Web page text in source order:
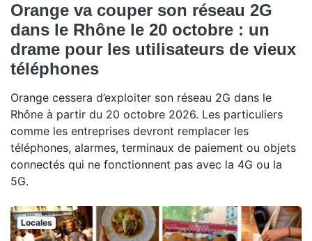
Orange va couper son réseau 2G
dans le Rhône le 20 octobre : un
drame pour les utilisateurs de vieux
téléphones
Orange cessera d’exploiter son réseau 2G dans le
Rhône à partir du 20 octobre 2026. Les particuliers
comme les entreprises devront remplacer les
téléphones, alarmes, terminaux de paiement ou objets
connectés qui ne fonctionnent pas avec la 4G ou la
5G.
Locales